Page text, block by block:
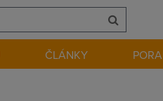
ČLÁNKY